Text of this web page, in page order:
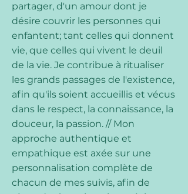
partager, d'un amour dont je
désire couvrir les personnes qui
enfantent; tant celles qui donnent
vie, que celles qui vivent le deuil
de la vie. Je contribue à ritualiser
les grands passages de l'existence,
afin qu'ils soient accueillis et vécus
dans le respect, la connaissance, la
douceur, la passion. // Mon
approche authentique et
empathique est axée sur une
personnalisation complète de
chacun de mes suivis, afin de